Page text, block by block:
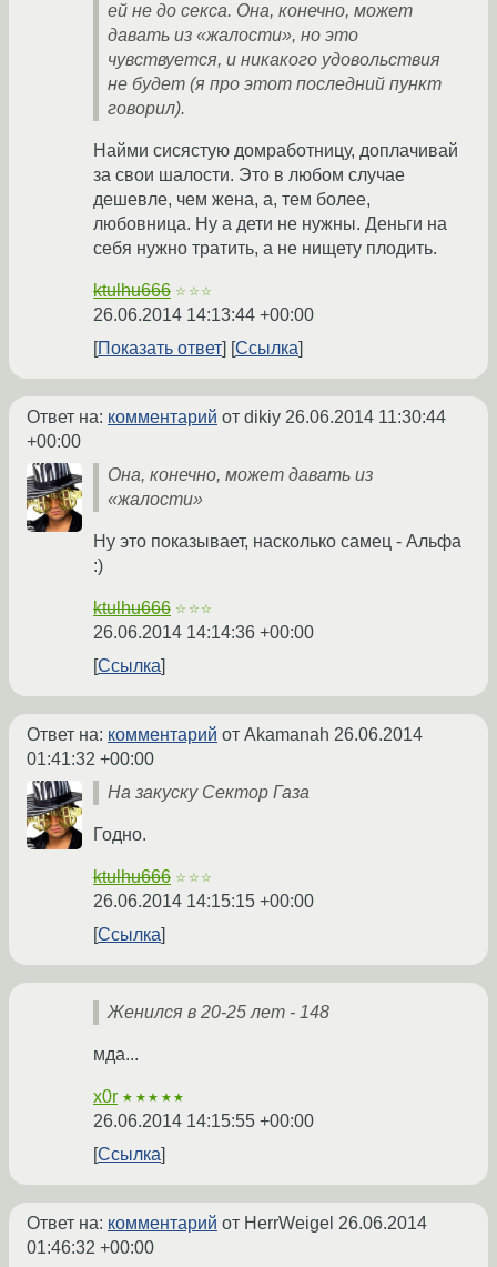
ей не до секса. Она, конечно, может
давать из «жалости», но это
чувствуется, и никакого удовольствия
не будет (я про этот последний пункт
говорил).
Найми сисястую домработницу, доплачивай
за свои шалости. Это в любом случае
дешевле, чем жена, а, тем более,
любовница. Ну а дети не нужны. Деньги на
себя нужно тратить, а не нищету плодить.
ktulhu666 ☆☆☆
26.06.2014 14:13:44 +00:00
Показать ответ
Ссылка
Ответ на: комментарий от dikiy 26.06.2014 11:30:44
+00:00
Она, конечно, может давать из
«жалости»
Ну это показывает, насколько самец - Альфа
:)
ktulhu666 ☆☆☆
26.06.2014 14:14:36 +00:00
Ссылка
Ответ на: комментарий от Akamanah 26.06.2014
01:41:32 +00:00
На закуску Сектор Газа
Годно.
ktulhu666 ☆☆☆
26.06.2014 14:15:15 +00:00
Ссылка
Женился в 20-25 лет - 148
мда...
x0r ★★★★★
26.06.2014 14:15:55 +00:00
Ссылка
Ответ на: комментарий от HerrWeigel 26.06.2014
01:46:32 +00:00